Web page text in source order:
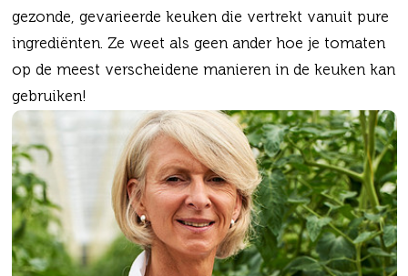
gezonde, gevarieerde keuken die vertrekt vanuit pure
ingrediënten. Ze weet als geen ander hoe je tomaten
op de meest verscheidene manieren in de keuken kan
gebruiken!